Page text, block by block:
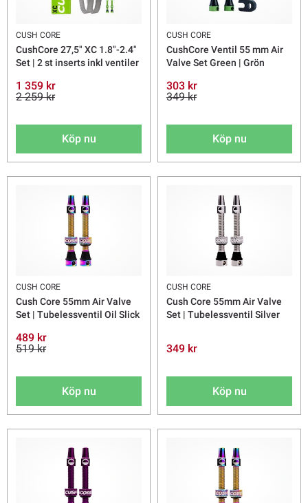
CUSH CORE
CushCore 27,5" XC 1.8"-2.4"
Set | 2 st inserts inkl ventiler
1 359 kr
2 259 kr
Köp nu
CUSH CORE
CushCore Ventil 55 mm Air
Valve Set Green | Grön
303 kr
349 kr
Köp nu
CUSH CORE
Cush Core 55mm Air Valve
Set | Tubelessventil Oil Slick
489 kr
519 kr
Köp nu
CUSH CORE
Cush Core 55mm Air Valve
Set | Tubelessventil Silver
349 kr
Köp nu